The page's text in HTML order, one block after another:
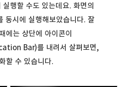
행할 수도 있는데요. 화면의
동시에 실행해보았습니다. 잘
에는 상단에 아이콘이
Bar)를 내려서 살펴보면,
할 수 있습니다.